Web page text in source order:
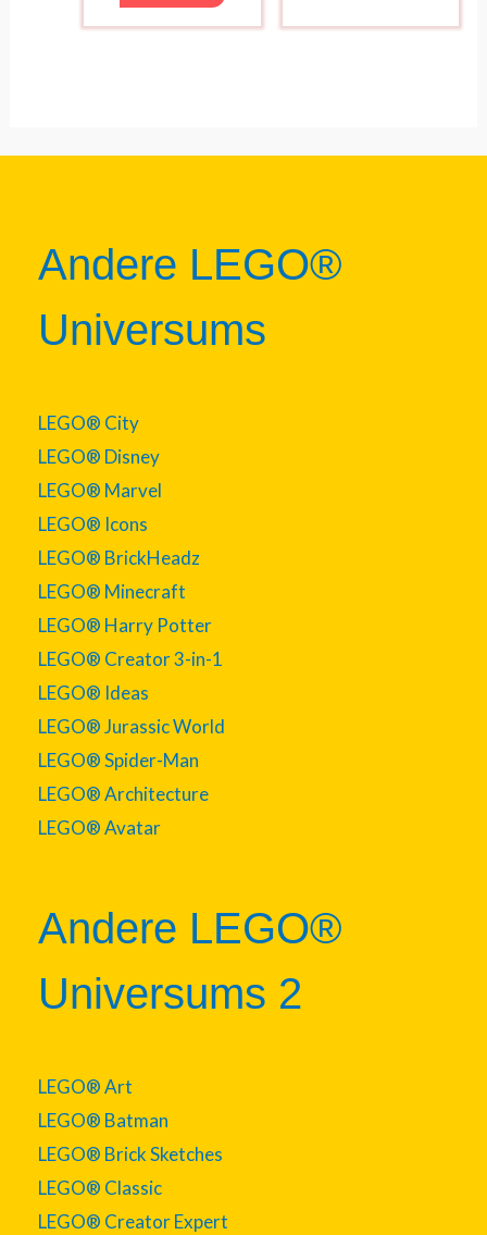
Andere LEGO®
Universums
LEGO® City
LEGO® Disney
LEGO® Marvel
LEGO® Icons
LEGO® BrickHeadz
LEGO® Minecraft
LEGO® Harry Potter
LEGO® Creator 3-in-1
LEGO® Ideas
LEGO® Jurassic World
LEGO® Spider-Man
LEGO® Architecture
LEGO® Avatar
Andere LEGO®
Universums 2
LEGO® Art
LEGO® Batman
LEGO® Brick Sketches
LEGO® Classic
LEGO® Creator Expert